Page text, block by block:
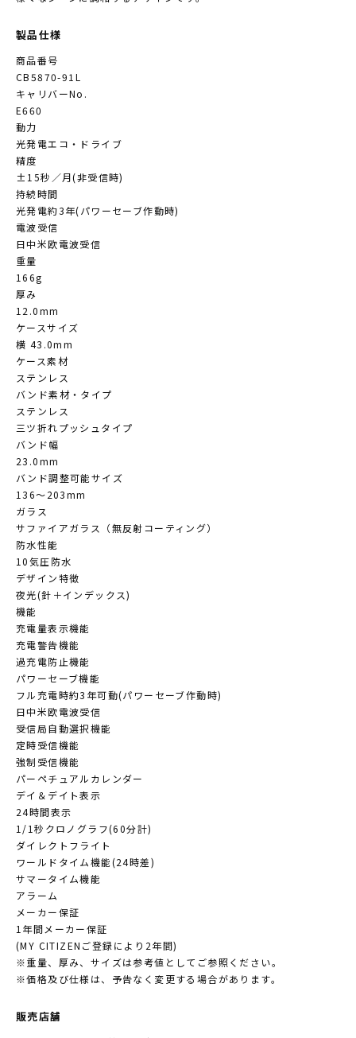
製品仕様
商品番号
CB5870-91L
キャリバーNo.
E660
動力
光発電エコ・ドライブ
精度
±15秒／月(非受信時)
持続時間
光発電約3年(パワーセーブ作動時)
電波受信
日中米欧電波受信
重量
166g
厚み
12.0mm
ケースサイズ
横 43.0mm
ケース素材
ステンレス
バンド素材・タイプ
ステンレス
三ツ折れプッシュタイプ
バンド幅
23.0mm
バンド調整可能サイズ
136～203mm
ガラス
サファイアガラス（無反射コーティング）
防水性能
10気圧防水
デザイン特徴
夜光(針＋インデックス)
機能
充電量表示機能
充電警告機能
過充電防止機能
パワーセーブ機能
フル充電時約3年可動(パワーセーブ作動時)
日中米欧電波受信
受信局自動選択機能
定時受信機能
強制受信機能
パーペチュアルカレンダー
デイ＆デイト表示
24時間表示
1/1秒クロノグラフ(60分計)
ダイレクトフライト
ワールドタイム機能(24時差)
サマータイム機能
アラーム
メーカー保証
1年間メーカー保証
(MY CITIZENご登録により2年間)
※重量、厚み、サイズは参考値としてご参照ください。
※価格及び仕様は、予告なく変更する場合があります。
販売店舗